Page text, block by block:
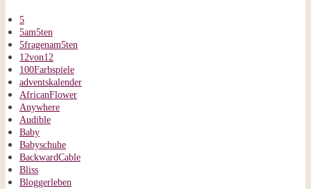
5
5am5ten
5fragenam5ten
12von12
100Farbspiele
adventskalender
AfricanFlower
Anywhere
Audible
Baby
Babyschuhe
BackwardCable
Bliss
Bloggerleben